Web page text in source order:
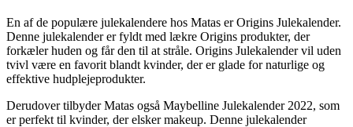
En af de populære julekalendere hos Matas er Origins Julekalender.
Denne julekalender er fyldt med lækre Origins produkter, der
forkæler huden og får den til at stråle. Origins Julekalender vil uden
tvivl være en favorit blandt kvinder, der er glade for naturlige og
effektive hudplejeprodukter.
Derudover tilbyder Matas også Maybelline Julekalender 2022, som
er perfekt til kvinder, der elsker makeup. Denne julekalender